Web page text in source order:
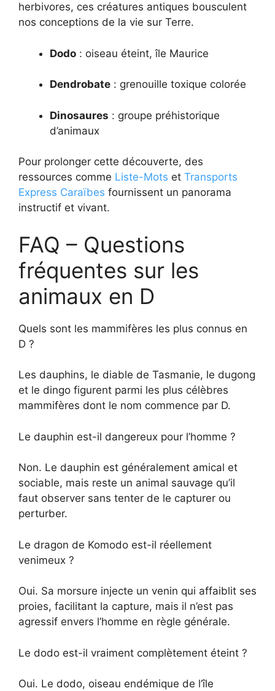
herbivores, ces créatures antiques bousculent
nos conceptions de la vie sur Terre.
Dodo : oiseau éteint, île Maurice
Dendrobate : grenouille toxique colorée
Dinosaures : groupe préhistorique
d’animaux
Pour prolonger cette découverte, des
ressources comme Liste-Mots et Transports
Express Caraïbes fournissent un panorama
instructif et vivant.
FAQ – Questions
fréquentes sur les
animaux en D
Quels sont les mammifères les plus connus en
D ?
Les dauphins, le diable de Tasmanie, le dugong
et le dingo figurent parmi les plus célèbres
mammifères dont le nom commence par D.
Le dauphin est-il dangereux pour l’homme ?
Non. Le dauphin est généralement amical et
sociable, mais reste un animal sauvage qu’il
faut observer sans tenter de le capturer ou
perturber.
Le dragon de Komodo est-il réellement
venimeux ?
Oui. Sa morsure injecte un venin qui affaiblit ses
proies, facilitant la capture, mais il n’est pas
agressif envers l’homme en règle générale.
Le dodo est-il vraiment complètement éteint ?
Oui. Le dodo, oiseau endémique de l’île